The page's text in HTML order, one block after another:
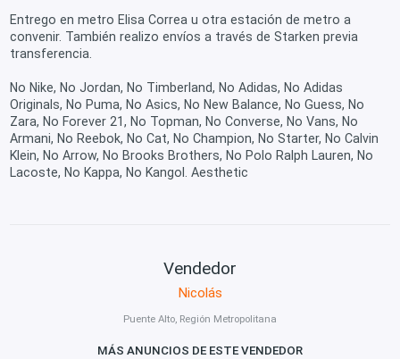
Entrego en metro Elisa Correa u otra estación de metro a
convenir. También realizo envíos a través de Starken previa
transferencia.
No Nike, No Jordan, No Timberland, No Adidas, No Adidas
Originals, No Puma, No Asics, No New Balance, No Guess, No
Zara, No Forever 21, No Topman, No Converse, No Vans, No
Armani, No Reebok, No Cat, No Champion, No Starter, No Calvin
Klein, No Arrow, No Brooks Brothers, No Polo Ralph Lauren, No
Lacoste, No Kappa, No Kangol. Aesthetic
Vendedor
Nicolás
Puente Alto, Región Metropolitana
MÁS ANUNCIOS DE ESTE VENDEDOR